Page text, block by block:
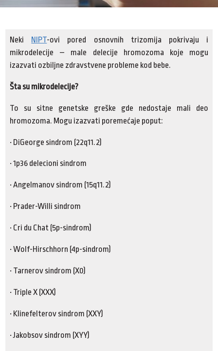
Neki NIPT-ovi pored osnovnih trizomija pokrivaju i
mikrodelecije – male delecije hromozoma koje mogu
izazvati ozbiljne zdravstvene probleme kod bebe.
Šta su mikrodelecije?
To su sitne genetske greške gde nedostaje mali deo
hromozoma. Mogu izazvati poremećaje poput:
• DiGeorge sindrom (22q11.2)
• 1p36 delecioni sindrom
• Angelmanov sindrom (15q11.2)
• Prader-Willi sindrom
• Cri du Chat (5p-sindrom)
• Wolf-Hirschhorn (4p-sindrom)
• Tarnerov sindrom (X0)
• Triple X (XXX)
• Klinefelterov sindrom (XXY)
• Jakobsov sindrom (XYY)